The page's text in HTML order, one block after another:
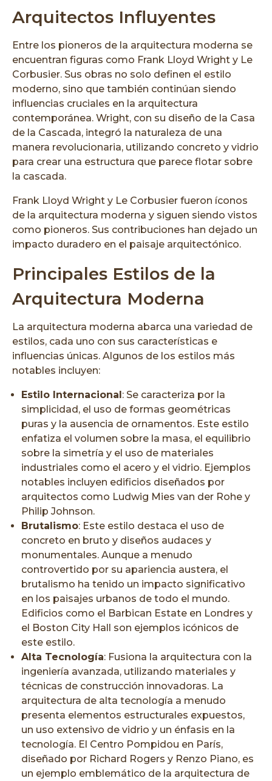
Arquitectos Influyentes
Entre los pioneros de la arquitectura moderna se
encuentran figuras como Frank Lloyd Wright y Le
Corbusier. Sus obras no solo definen el estilo
moderno, sino que también continúan siendo
influencias cruciales en la arquitectura
contemporánea. Wright, con su diseño de la Casa
de la Cascada, integró la naturaleza de una
manera revolucionaria, utilizando concreto y vidrio
para crear una estructura que parece flotar sobre
la cascada.
Frank Lloyd Wright y Le Corbusier fueron íconos
de la arquitectura moderna y siguen siendo vistos
como pioneros. Sus contribuciones han dejado un
impacto duradero en el paisaje arquitectónico.
Principales Estilos de la
Arquitectura Moderna
La arquitectura moderna abarca una variedad de
estilos, cada uno con sus características e
influencias únicas. Algunos de los estilos más
notables incluyen:
Estilo Internacional: Se caracteriza por la
simplicidad, el uso de formas geométricas
puras y la ausencia de ornamentos. Este estilo
enfatiza el volumen sobre la masa, el equilibrio
sobre la simetría y el uso de materiales
industriales como el acero y el vidrio. Ejemplos
notables incluyen edificios diseñados por
arquitectos como Ludwig Mies van der Rohe y
Philip Johnson.
Brutalismo: Este estilo destaca el uso de
concreto en bruto y diseños audaces y
monumentales. Aunque a menudo
controvertido por su apariencia austera, el
brutalismo ha tenido un impacto significativo
en los paisajes urbanos de todo el mundo.
Edificios como el Barbican Estate en Londres y
el Boston City Hall son ejemplos icónicos de
este estilo.
Alta Tecnología: Fusiona la arquitectura con la
ingeniería avanzada, utilizando materiales y
técnicas de construcción innovadoras. La
arquitectura de alta tecnología a menudo
presenta elementos estructurales expuestos,
un uso extensivo de vidrio y un énfasis en la
tecnología. El Centro Pompidou en París,
diseñado por Richard Rogers y Renzo Piano, es
un ejemplo emblemático de la arquitectura de